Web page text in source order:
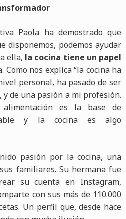
Paola ha demostrado que
disponemos, podemos ayudar
ella, la cocina tiene un papel
Como nos explica “la cocina ha
personal, ha pasado de ser
de una pasión a mi profesión.
es la base de
y la cocina es algo
pasión por la cocina, una
familiares. Su hermana fue
su cuenta en Instagram,
con sus más de 110.000
Un perfil que, desde hace